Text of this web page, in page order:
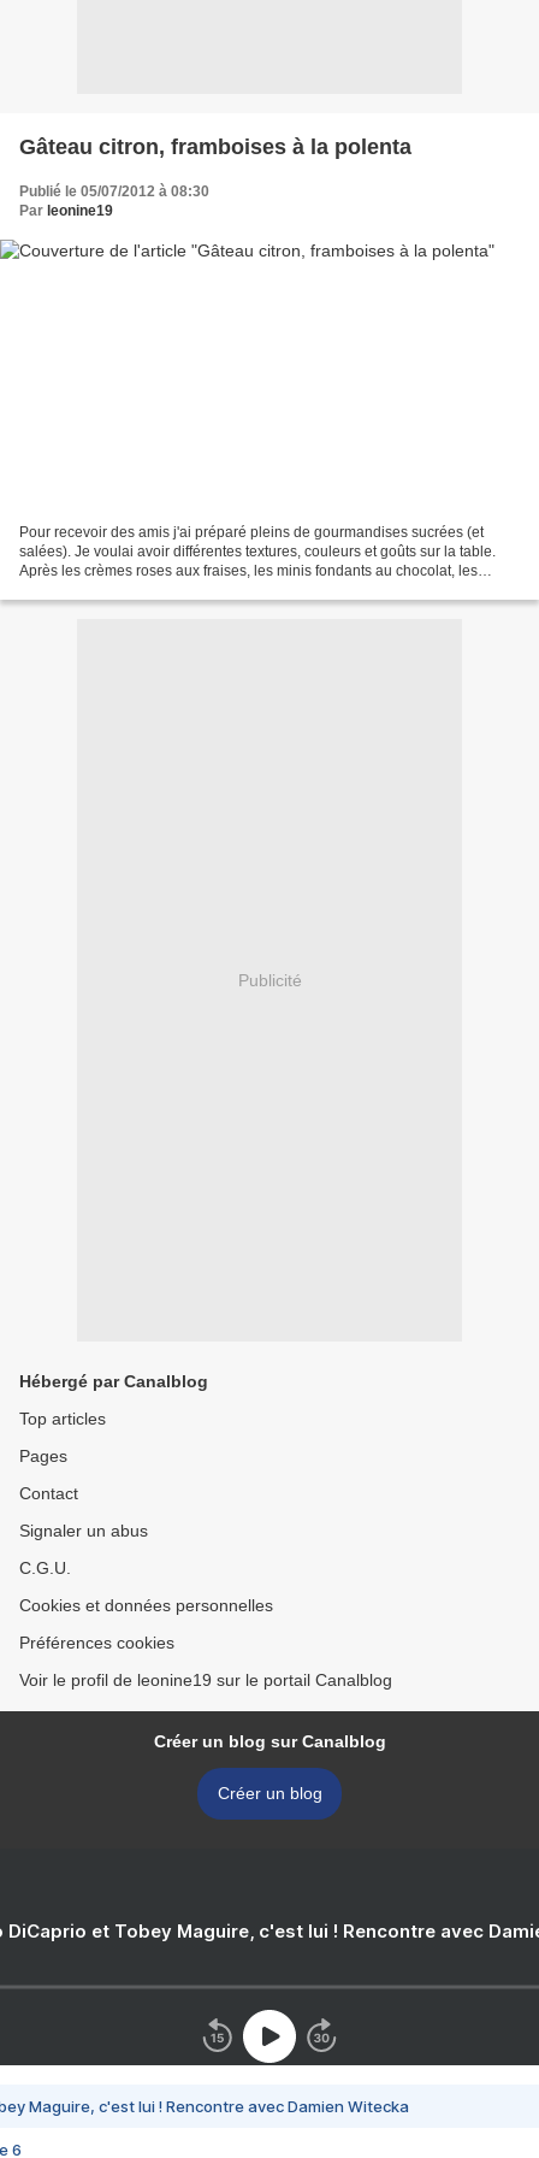
Gâteau citron, framboises à la polenta
Publié le 05/07/2012 à 08:30
Par leonine19
Pour recevoir des amis j'ai préparé pleins de gourmandises sucrées (et
salées). Je voulai avoir différentes textures, couleurs et goûts sur la table.
Après les crèmes roses aux fraises, les minis fondants au chocolat, les
Publicité
Hébergé par Canalblog
Top articles
Pages
Contact
Signaler un abus
C.G.U.
Cookies et données personnelles
Préférences cookies
Voir le profil de leonine19 sur le portail Canalblog
Créer un blog sur Canalblog
Créer un blog
DiCaprio et Tobey Maguire, c'est lui ! Rencontre avec
Maguire, c'est lui ! Rencontre avec Damien Witecka
6